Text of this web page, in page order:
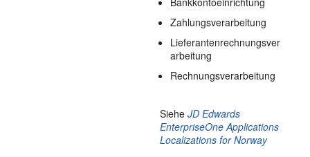
Zahlungsverarbeitung
Lieferantenrechnungsver
arbeitung
Rechnungsverarbeitung
SieheJD Edwards
EnterpriseOne Applications
Localizations for Norway